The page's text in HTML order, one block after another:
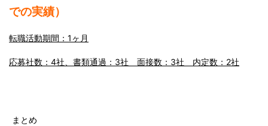
での実績）
転職活動期間： 1ヶ月
応募社数：4社、書類通過：3社 面接数：3社 内定数：2社
まとめ